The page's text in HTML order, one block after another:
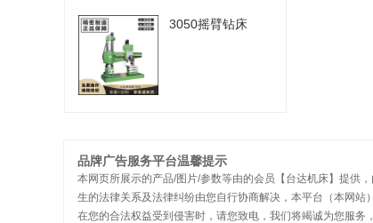
3050摇臂钻床
品牌广告服务平台温馨提示
本网页所展示的产品/图片/参数等由的会员【台达机床】提供
生的法律关系及法律纠纷由您自行协商解决，本平台（本网站
在您的合法权益受到侵害时，请您致电，我们将竭诚为您服务